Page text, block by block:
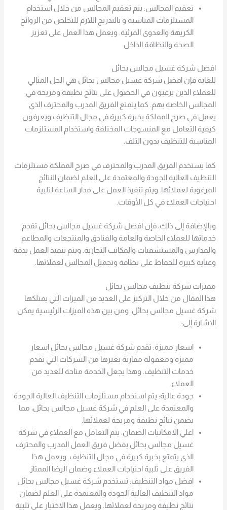
تعقيم المجالس: يتم تعقيم المجالس من خلال استخدام
المستلزمات المناسبة و بالتدريج اللازم للتخلص من الروائح
الكريهة والعدوى المرئية. ويعمل هذا العمل على تعزيز
الصحة والنظافة الداخل
افضل شركة غسيل مجالس بحائل
للغاية فإن افضل شركة غسيل مجالس بحائل هي الحل المثالي
للعملاء الذين يرغبون في الحصول على نتائج نظيفة ومريحة في
المجالس الخاصة بهم. كما يتمتع الفريق المدرب والمحترف الذي
يعمل في صرح المملكة بخبرة كبيرة في مجال التنظيف ويعرفون
كيفية التعامل مع المنسوجات المختلفة واستخدام المستلزمات
المناسبة للتنظيف بدون التلف.
كما يستخدم الفريق المدرب والمحترف في صرح المملكة مستلزمات
التنظيف العالية الجودة والمعتمدة على العلم لضمان النتائج
المرغوبة لعملائها. ويتم تنفيذ العمل على مدار الساعة لتلبية
احتياجات العملاء في كل الأوقات.
وبالإضافة إلى ذلك، فإن افضل شركة غسيل مجالس بحائل تقدم
خدماتها للعملاء الخاصة والعامة والفنادق والمنتجعات والمطاعم
والمدارس والمستشفيات والمكاتب التجارية. ويتم تنفيذ العمل بدقة
وعناية كبيرة للحفاظ على نظافة وتجميل المجالس لعملائها.
مميزات شركة تنظيف مجالس بحائل
هذا المقال من خلال التركيز على العديد من الميزات التي يمتلكها
شركة غسيل مجالس بحائل. ومن بين هذه الميزات الرئيسية يمكن
الاشارة إلى:
اسعار مميزة: تقدم شركة غسيل مجالس بحائل اسعار
مميزه ومعقولة مقارنة بغيرها من الشركات التي تقدم
خدمات التنظيف. وهذا يجعل الخدمة متاحة للعديد من
العملاء.
جودة عالية: يتم استخدام مستلزمات التنظيف العالية الجودة
والمعتمدة على العلم في شركة غسيل مجالس بحائل، مما
يضمن نتائج نظيفة ومريحة لعملائها.
اعلي الامكانيات الضمان: يتم التعامل مع العملاء في شركة
غسيل مجالس بحائل بفضل فريق العمل المدرب والمحترف
الذي يتمتع بخبرة كبيرة في مجال التنظيف. ويعمل هذا
الفريق على تلبية احتياجات العملاء وضمان الرضا الممتاز.
افضل مواد التنظيف: تستخدم شركة غسيل مجالس بحائل
مواد التنظيف العالية الجودة والمعتمدة على العلم لضمان
نتائج نظيفة ومريحة لعملائها. ويعمل هذا الاختيار على تلبية